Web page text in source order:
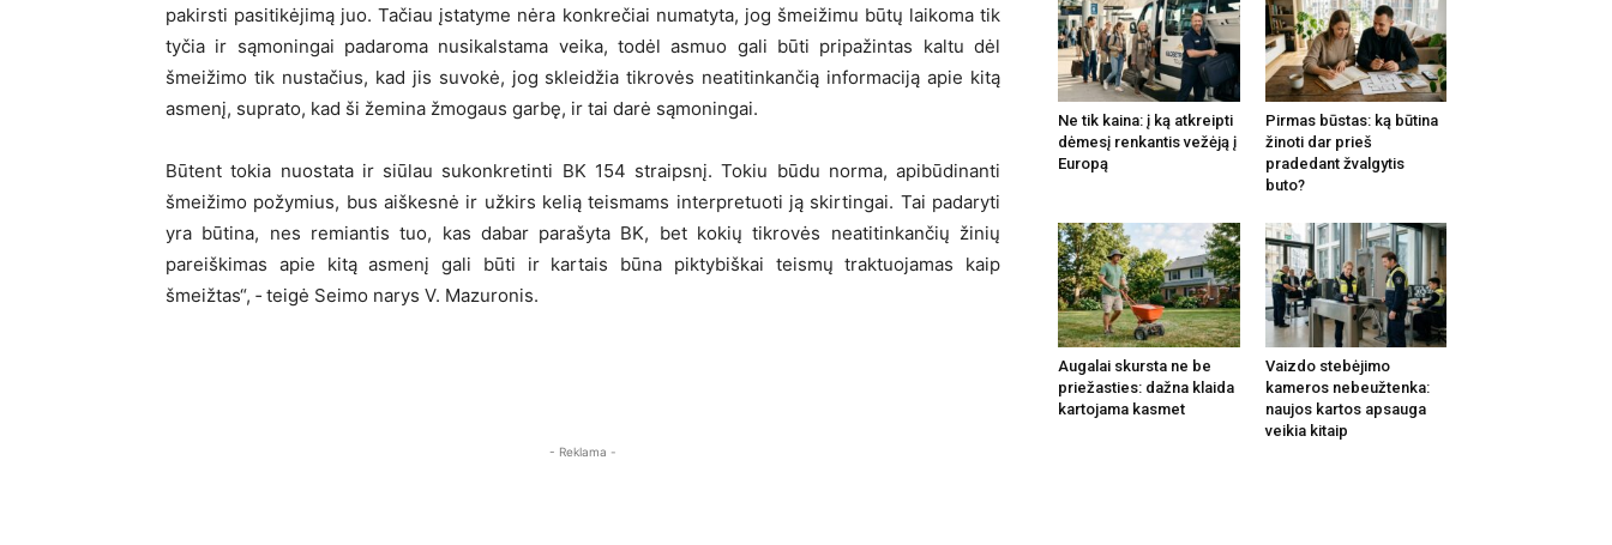
pakirsti pasitikėjimą juo. Tačiau įstatyme nėra konkrečiai numatyta, jog šmeižimu būtų laikoma tik
tyčia ir sąmoningai padaroma nusikalstama veika, todėl asmuo gali būti pripažintas kaltu dėl
šmeižimo tik nustačius, kad jis suvokė, jog skleidžia tikrovės neatitinkančią informaciją apie kitą
asmenį, suprato, kad ši žemina žmogaus garbę, ir tai darė sąmoningai.
Būtent tokia nuostata ir siūlau sukonkretinti BK 154 straipsnį. Tokiu būdu norma, apibūdinanti
šmeižimo požymius, bus aiškesnė ir užkirs kelią teismams interpretuoti ją skirtingai. Tai padaryti
yra būtina, nes remiantis tuo, kas dabar parašyta BK, bet kokių tikrovės neatitinkančių žinių
pareiškimas apie kitą asmenį gali būti ir kartais būna piktybiškai teismų traktuojamas kaip
šmeižtas“, ‑ teigė Seimo narys V. Mazuronis.
- Reklama -
Ne tik kaina: į ką atkreipti
dėmesį renkantis vežėją į
Europą
Pirmas būstas: ką būtina
žinoti dar prieš
pradedant žvalgytis
buto?
Augalai skursta ne be
priežasties: dažna klaida
kartojama kasmet
Vaizdo stebėjimo
kameros nebeužtenka:
naujos kartos apsauga
veikia kitaip